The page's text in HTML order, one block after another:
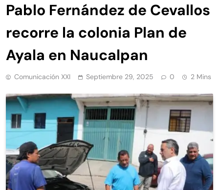
Pablo Fernández de Cevallos
recorre la colonia Plan de
Ayala en Naucalpan
Comunicación XXI Septiembre 29, 2025 0 2 Mins